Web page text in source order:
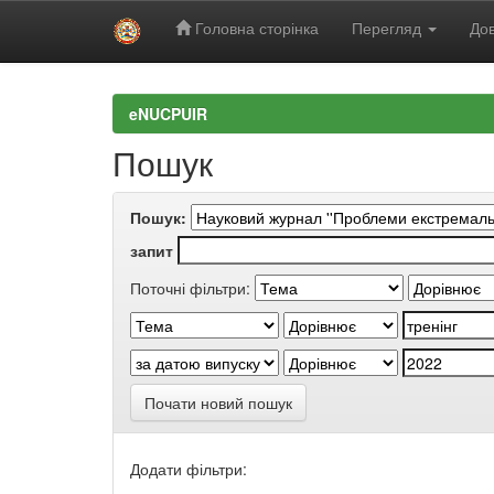
Головна сторінка Перегляд
eNUCPUIR
Пошук
Пошук:
запит
Поточні фільтри:
Почати новий пошук
Додати фільтри: